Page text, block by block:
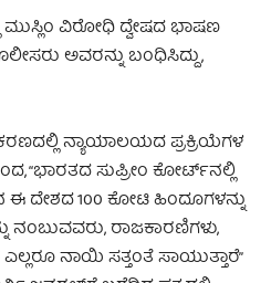
ವಿರೋಧಿ ದ್ವೇಷದ ಭಾಷಣ
ಅವರನ್ನು ಬಂಧಿಸಿದ್ದು,
ನ್ಯಾಯಾಲಯದ ಪ್ರಕ್ರಿಯೆಗಳ
“ಭಾರತದ ಸುಪ್ರೀಂ ಕೋರ್ಟ್‌ನಲ್ಲಿ
ದೇಶದ 100 ಕೋಟಿ ಹಿಂದೂಗಳನ್ನು
ನಂಬುವವರು, ರಾಜಕಾರಣಿಗಳು,
ನಾಯಿ ಸತ್ತಂತೆ ಸಾಯುತ್ತಾರೆ”